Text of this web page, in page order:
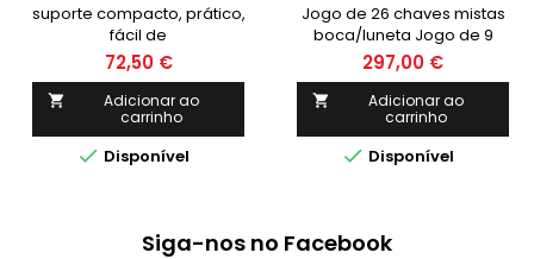
suporte compacto, prático,
fácil de
transportaridentificação
rápida do tamanho da
chavechave firmemente
segura no suporte
72,50 €

Adicionar ao
carrinho
 Disponível
Jogo de 26 chaves mistas
boca/luneta Jogo de 9
chaves boca/luneta, com
suporte compacto  6-7-8-
10-11-12-13-14 15-16-17-19-21-
22-24-27-30 mm  6-7-8-
9-10-11-12-13-14 15-16-17-18-
19-20-21 22-23-24-25-26-
297,00 €

Adicionar ao
carrinho
 Disponível
Siga-nos no Facebook